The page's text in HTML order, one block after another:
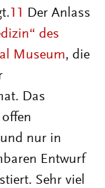
11
Der Anlass
des
Museum, die
Das
nur in
Entwurf
Sehr viel